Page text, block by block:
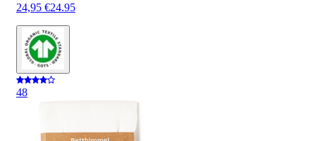
24,95 €24.95
48